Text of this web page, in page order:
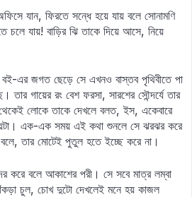
যান, ফিরতে সন্ধে হয়ে যায় বলে সোনামণি
চলে যায়! বাড়ির ঝি তাকে দিয়ে আসে, নিয়ে
বই-এর জগত ছেড়ে সে এখনও বাস্তব পৃথিবীতে পা
তার গায়ের রং বেশ ফরসা, সারশের সৌন্দর্যে তার
লোকে তাকে দেখলে বলত, ইস, একেবারে
এক-এক সময় এই কথা শুনলে সে ঝরঝর করে
তার মোটেই পুতুল হতে ইচ্ছে করে না।
বলে আকাশের পরী। সে সবে মাত্র লম্বা
চুল, চোখ দুটো দেখলেই মনে হয় কাজল